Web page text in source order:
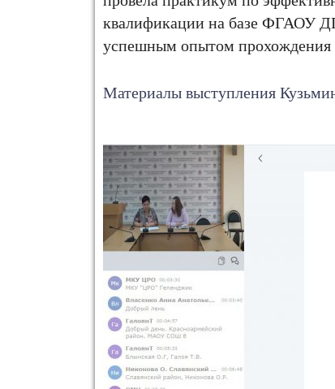
квалификации на базе ФГАОУ
успешным опытом прохождения
Материалы выступления